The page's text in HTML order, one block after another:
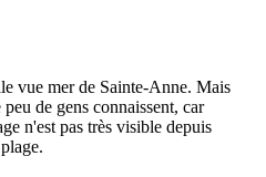
vue mer de Sainte-Anne. Mais
de gens connaissent, car
n'est pas très visible depuis